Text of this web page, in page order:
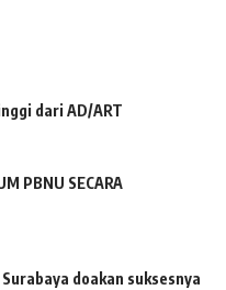
dari AD/ART
PBNU SECARA
doakan suksesnya